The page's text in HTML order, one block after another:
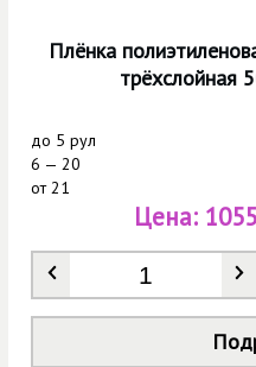
Плёнка
трёхслойная
до 5 рул
6 — 20
от21
Количество
Цена: